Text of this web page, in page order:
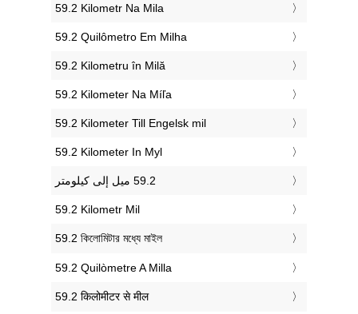
‎59.2 Kilometr Na Mila
‎59.2 Quilômetro Em Milha
‎59.2 Kilometru în Milă
‎59.2 Kilometer Na Míľa
‎59.2 Kilometer Till Engelsk mil
‎59.2 Kilometer In Myl
‎59.2 Kilometr Mil
‎59.2 কিলোমিটার মধ্যে মাইল
‎59.2 Quilòmetre A Milla
‎59.2 किलोमीटर से मील